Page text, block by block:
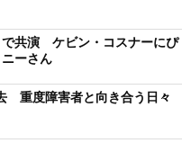
で共演 ケビン・コスナーにぴ
ーさん
重度障害者と向き合う日々